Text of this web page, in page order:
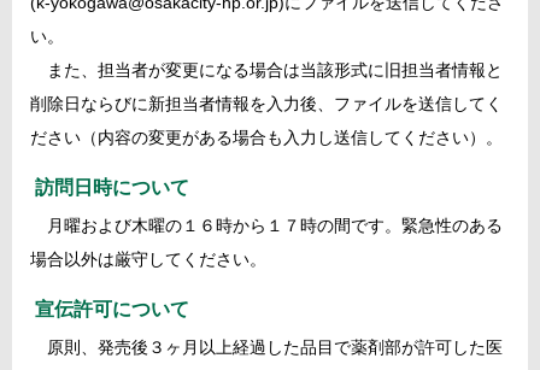
い。
また、担当者が変更になる場合は当該形式に旧担当者情報と
削除日ならびに新担当者情報を入力後、ファイルを送信してく
ださい（内容の変更がある場合も入力し送信してください）。
訪問日時について
月曜および木曜の１６時から１７時の間です。緊急性のある
場合以外は厳守してください。
宣伝許可について
原則、発売後３ヶ月以上経過した品目で薬剤部が許可した医